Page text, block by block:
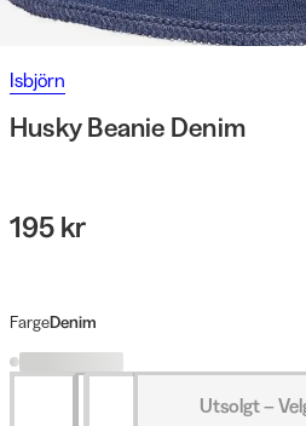
Isbjörn
Husky Beanie Denim
195 kr
FargeDenim
Utsolgt –